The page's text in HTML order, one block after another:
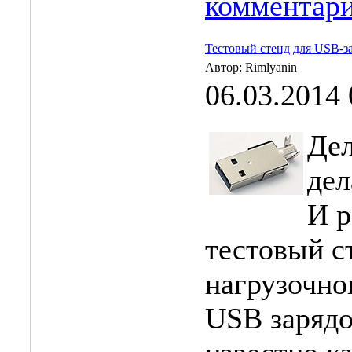
Тестовый стенд для USB-
Автор: Rimlyanin
06.03.2014
И
тестовый
USB